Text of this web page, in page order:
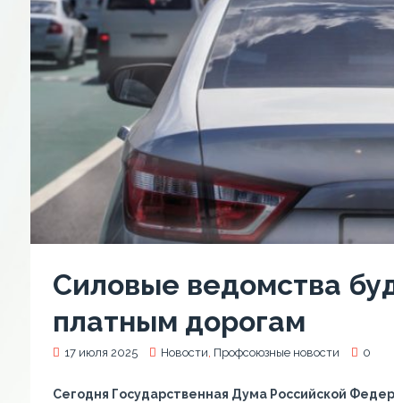
Силовые ведомства
платным дорогам
17 июля 2025 Новости, Профсоюзные новости 0
Сегодня Государственная Дума Российской